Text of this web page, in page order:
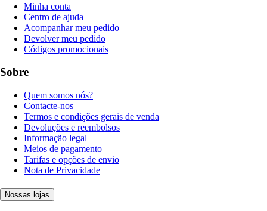
Minha conta
Centro de ajuda
Acompanhar meu pedido
Devolver meu pedido
Códigos promocionais
Sobre
Quem somos nós?
Contacte-nos
Termos e condições gerais de venda
Devoluções e reembolsos
Informação legal
Meios de pagamento
Tarifas e opções de envio
Nota de Privacidade
Nossas lojas